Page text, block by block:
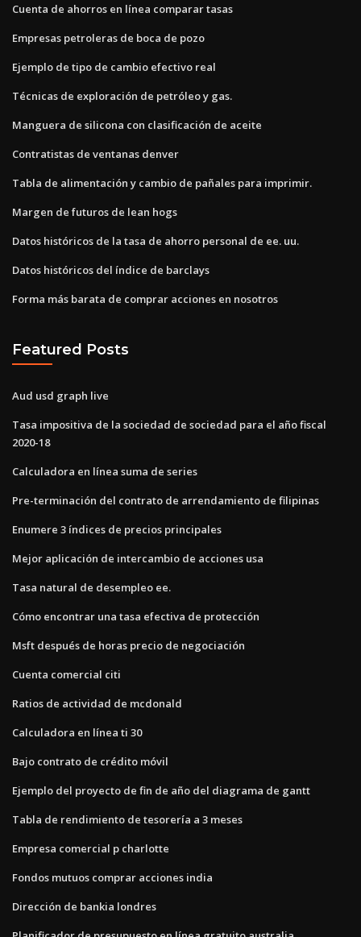
Cuenta de ahorros en línea comparar tasas
Empresas petroleras de boca de pozo
Ejemplo de tipo de cambio efectivo real
Técnicas de exploración de petróleo y gas.
Manguera de silicona con clasificación de aceite
Contratistas de ventanas denver
Tabla de alimentación y cambio de pañales para imprimir.
Margen de futuros de lean hogs
Datos históricos de la tasa de ahorro personal de ee. uu.
Datos históricos del índice de barclays
Forma más barata de comprar acciones en nosotros
Featured Posts
Aud usd graph live
Tasa impositiva de la sociedad de sociedad para el año fiscal
2020-18
Calculadora en línea suma de series
Pre-terminación del contrato de arrendamiento de filipinas
Enumere 3 índices de precios principales
Mejor aplicación de intercambio de acciones usa
Tasa natural de desempleo ee.
Cómo encontrar una tasa efectiva de protección
Msft después de horas precio de negociación
Cuenta comercial citi
Ratios de actividad de mcdonald
Calculadora en línea ti 30
Bajo contrato de crédito móvil
Ejemplo del proyecto de fin de año del diagrama de gantt
Tabla de rendimiento de tesorería a 3 meses
Empresa comercial p charlotte
Fondos mutuos comprar acciones india
Dirección de bankia londres